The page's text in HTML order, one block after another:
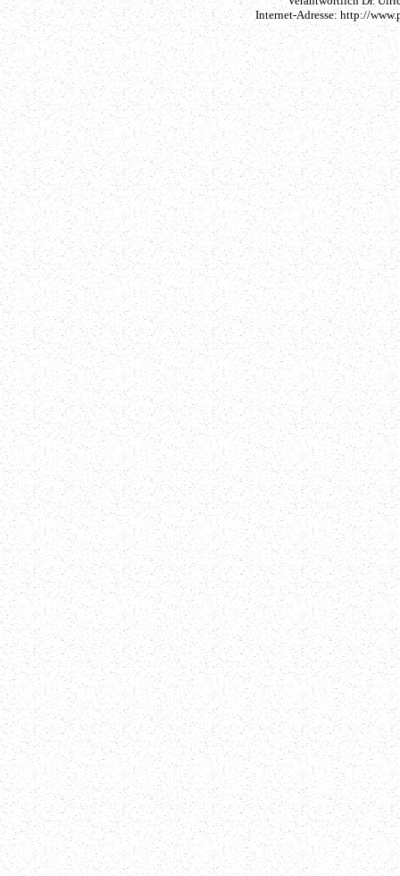
Internet-Adresse: http://